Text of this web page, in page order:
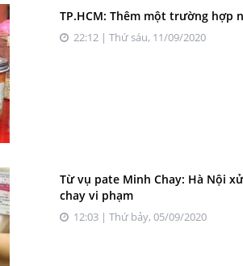
TP.HCM: Thêm một trường hợp
22:12 | Thứ sáu, 11/09/2020
Từ vụ pate Minh Chay: Hà Nội
chay vi phạm
12:03 | Thứ bảy, 05/09/2020